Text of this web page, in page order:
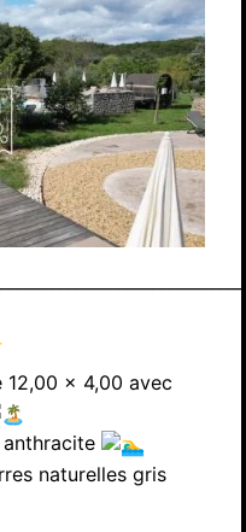
12,00 x 4,00 avec
anthracite
naturelles gris